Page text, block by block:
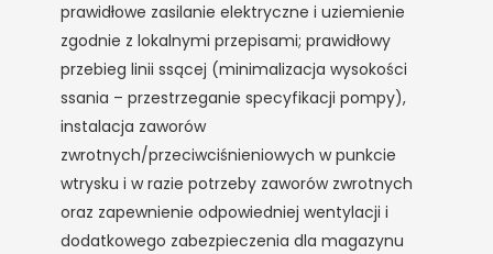
prawidłowe zasilanie elektryczne i uziemienie
zgodnie z lokalnymi przepisami; prawidłowy
przebieg linii ssącej (minimalizacja wysokości
ssania – przestrzeganie specyfikacji pompy),
instalacja zaworów
zwrotnych/przeciwciśnieniowych w punkcie
wtrysku i w razie potrzeby zaworów zwrotnych
oraz zapewnienie odpowiedniej wentylacji i
dodatkowego zabezpieczenia dla magazynu